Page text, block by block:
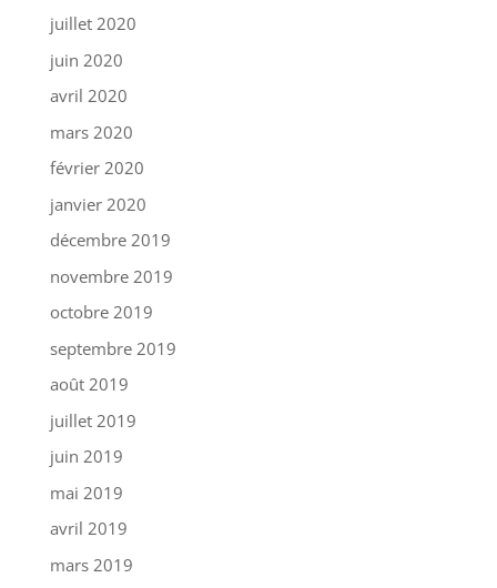
juillet 2020
juin 2020
avril 2020
mars 2020
février 2020
janvier 2020
décembre 2019
novembre 2019
octobre 2019
septembre 2019
août 2019
juillet 2019
juin 2019
mai 2019
avril 2019
mars 2019